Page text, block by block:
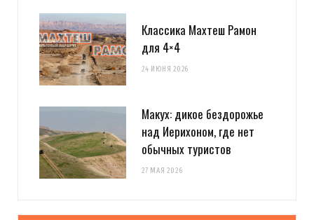
Классика Махтеш Рамон
для 4×4
24 ИЮНЯ 2026
Макух: дикое бездорожье
над Иерихоном, где нет
обычных туристов
27 МАЯ 2026